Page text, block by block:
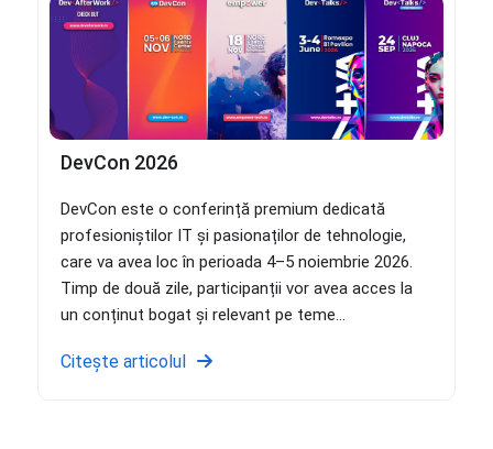
DevCon 2026
DevCon este o conferință premium dedicată
profesioniștilor IT și pasionaților de tehnologie,
care va avea loc în perioada 4–5 noiembrie 2026.
Timp de două zile, participanții vor avea acces la
un conținut bogat și relevant pe teme...
Citește articolul